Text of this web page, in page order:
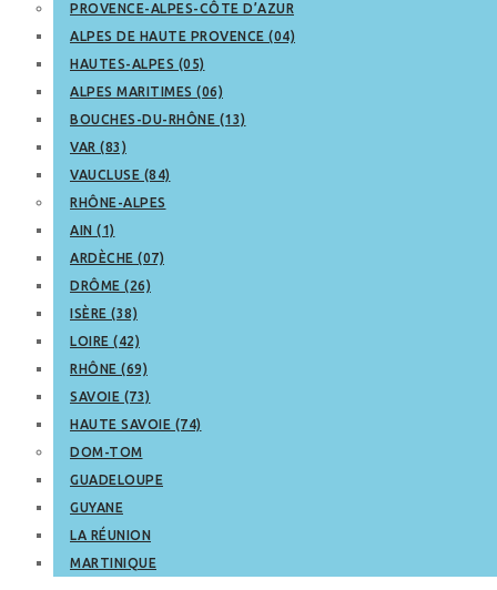
PROVENCE-ALPES-CÔTE D’AZUR
ALPES DE HAUTE PROVENCE (04)
HAUTES-ALPES (05)
ALPES MARITIMES (06)
BOUCHES-DU-RHÔNE (13)
VAR (83)
VAUCLUSE (84)
RHÔNE-ALPES
AIN (1)
ARDÈCHE (07)
DRÔME (26)
ISÈRE (38)
LOIRE (42)
RHÔNE (69)
SAVOIE (73)
HAUTE SAVOIE (74)
DOM-TOM
GUADELOUPE
GUYANE
LA RÉUNION
MARTINIQUE